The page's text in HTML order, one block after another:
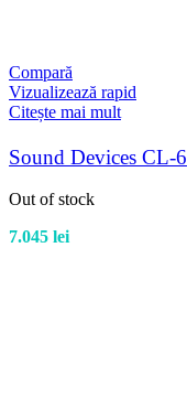
Compară
Vizualizează rapid
Citește mai mult
Sound Devices CL-6
Out of stock
7.045 lei